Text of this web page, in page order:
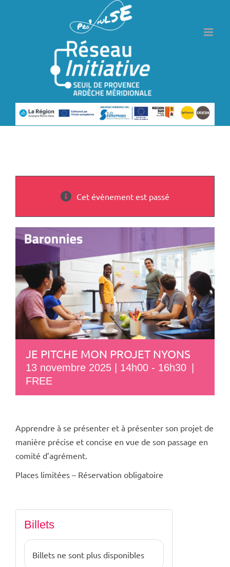
Cet évènement est passé
JE PITCHE MON PROJET NYONS
13 novembre 2025 | 14h00 - 16h30
FREE
Apprendre à se présenter et à présenter son projet de
manière précise et concise en vue de son passage en
comité d’agrément.
Places limitées – Réservation obligatoire
Billets
Billets ne sont plus disponibles